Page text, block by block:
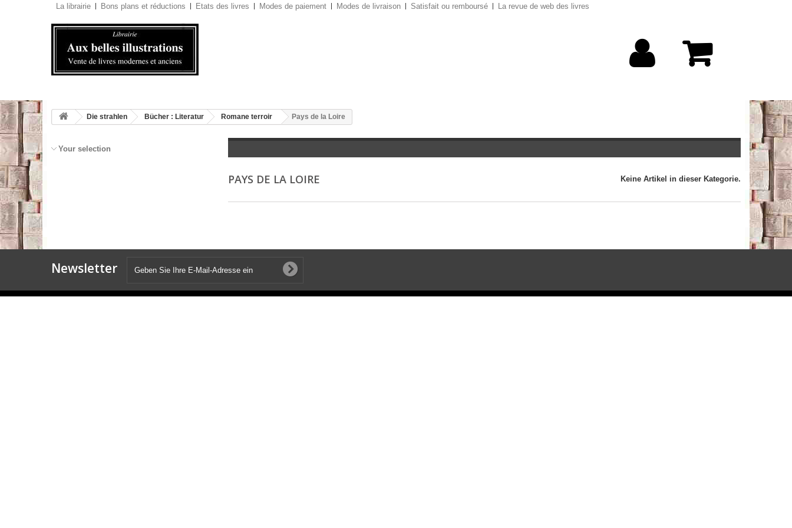
La librairie Bons plans et réductions Etats des livres Modes de paiement Modes de livraison Satisfait ou remboursé La revue de web des livres
Die strahlen Bücher : Literatur Romane terroir Pays de la Loire
Your selection
PAYS DE LA LOIRE Keine Artikel in dieser Kategorie.
Newsletter